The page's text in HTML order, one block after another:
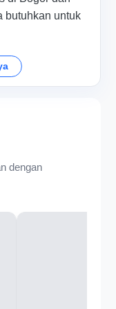
butuhkan untuk
dengan